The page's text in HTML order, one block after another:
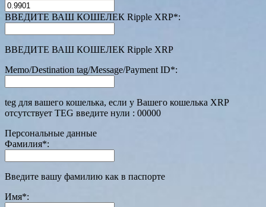
ВВЕДИТЕ ВАШ КОШЕЛЕК Ripple XRP*:
ВВЕДИТЕ ВАШ КОШЕЛЕК Ripple XRP
Memo/Destination tag/Message/Payment ID*:
teg для вашего кошелька, если у Вашего кошелька XRP
отсутствует TEG введите нули : 00000
Персональные данные
Фамилия*:
Введите вашу фамилию как в паспорте
Имя*: